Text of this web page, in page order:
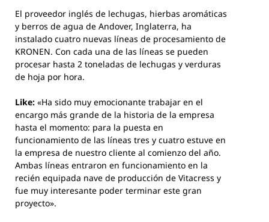
El proveedor inglés de lechugas, hierbas aromáticas
y berros de agua de Andover, Inglaterra, ha
instalado cuatro nuevas líneas de procesamiento de
KRONEN. Con cada una de las líneas se pueden
procesar hasta 2 toneladas de lechugas y verduras
de hoja por hora.
Like: «Ha sido muy emocionante trabajar en el
encargo más grande de la historia de la empresa
hasta el momento: para la puesta en
funcionamiento de las líneas tres y cuatro estuve en
la empresa de nuestro cliente al comienzo del año.
Ambas líneas entraron en funcionamiento en la
recién equipada nave de producción de Vitacress y
fue muy interesante poder terminar este gran
proyecto».